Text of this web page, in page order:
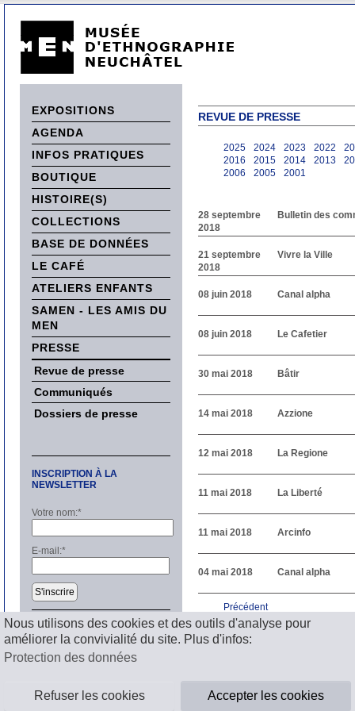
Nous utilisons des cookies et des outils d'analyse pour
améliorer la convivialité du site. Plus d'infos:
Protection des données
Refuser les cookies Accepter les cookies
EXPOSITIONS
AGENDA
INFOS PRATIQUES
BOUTIQUE
HISTOIRE(S)
COLLECTIONS
BASE DE DONNÉES
LE CAFÉ
ATELIERS ENFANTS
SAMEN - LES AMIS DU
MEN
PRESSE
Revue de presse
Communiqués
Dossiers de presse
INSCRIPTION À LA
NEWSLETTER
Votre nom:*
E-mail:*
S'inscrire
REVUE DE PRESSE
2025 2024 2023 2022
2016
2015 2014 2013
2006
2005 2001
28 septembre
2018
Bulletin des
21 septembre
2018
Vivre la Ville
08 juin 2018 Canal alpha
08 juin 2018 Le Cafetier
30 mai 2018 Bâtir
14 mai 2018 Azzione
12 mai 2018 La Regione
11 mai 2018 La Liberté
11 mai 2018 Arcinfo
04 mai 2018 Canal alpha
Précédent
1
2 3 4 5 6 7
Suivant